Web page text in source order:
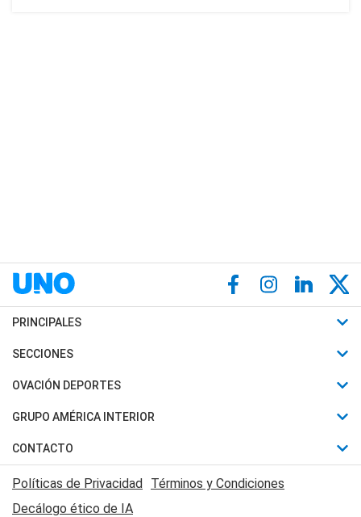
PRINCIPALES
Últimas Noticias
Política
Judiciales
Economia
SECCIONES
Horóscopo
Motores
Trucos caseros
Series y Películas
Edictos y Solicitadas
OVACIÓN DEPORTES
Fútbol
Mundial
Automovilismo
Rugby
GRUPO AMÉRICA INTERIOR
Canal 7 en Vivo
CONTACTO
Acerca de Nosotros
Contactanos
Políticas de Privacidad Términos y Condiciones
Decálogo ético de IA